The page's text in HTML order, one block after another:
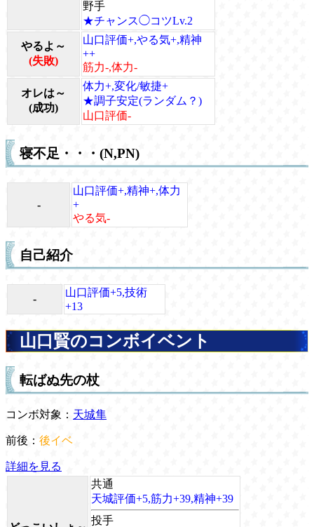
野手
★チャンス◯コツLv.2
やるよ～
(失敗)
山口評価+,やる気+,精神
++
筋力-,体力-
オレは～
(成功)
体力+,変化/敏捷+
★調子安定(ランダム？)
山口評価-
寝不足・・・(N,PN)
-
山口評価+,精神+,体力
+
やる気-
自己紹介
-
山口評価+5,技術
+13
山口賢のコンボイベント
転ばぬ先の杖
コンボ対象： 天城隼
前後： 後イベ
詳細を見る
共通
天城評価+5,筋力+39,精神+39
投手